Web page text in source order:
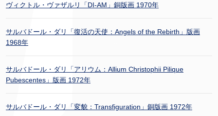
ヴィクトル・ヴァザルリ「DI-AM」銅版画 1970年
サルバドール・ダリ「復活の天使：Angels of the Rebirth」版画
1968年
サルバドール・ダリ「アリウム：Allium Christophii Pilique
Pubescentes」版画 1972年
サルバドール・ダリ「変貌：Transfiguration」銅版画 1972年